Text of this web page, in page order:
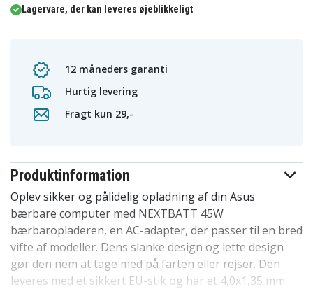
Lagervare, der kan leveres øjeblikkeligt
12 måneders garanti
Hurtig levering
Fragt kun 29,-
Produktinformation
Oplev sikker og pålidelig opladning af din Asus
bærbare computer med NEXTBATT 45W
bærbaropladeren, en AC-adapter, der passer til en bred
vifte af modeller. Dens slanke design og lette design
gør den nem at tage med på farten eller rejser. Den
leveres med et sikkert EU-stik og har et 4,0x1,35 mm